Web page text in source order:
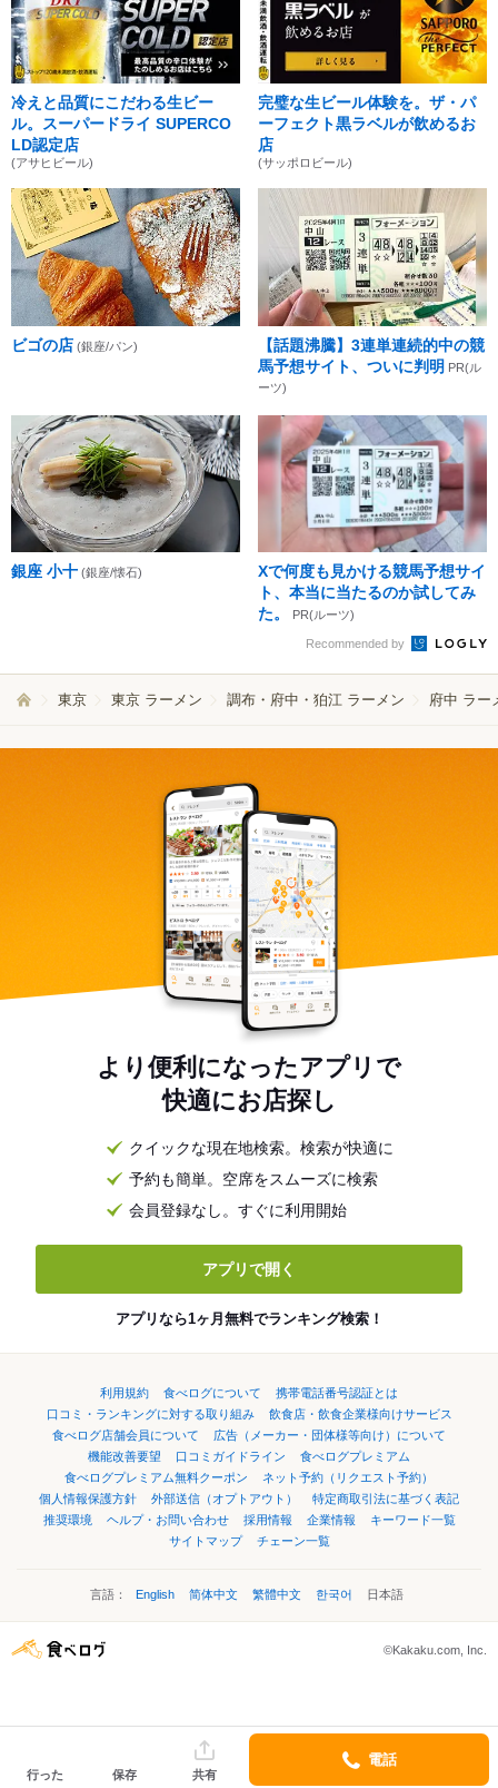
冷えと品質にこだわる生ビー
ル。スーパードライ SUPERCO
LD認定店
(アサヒビール)
完璧な生ビール体験を。ザ・パ
ーフェクト黒ラベルが飲めるお
店
(サッポロビール)
ビゴの店 (銀座/パン)
【話題沸騰】3連単連続的中の競
馬予想サイト、ついに判明 PR(ル
ーツ)
銀座 小十 (銀座/懐石)
Xで何度も見かける競馬予想サイ
ト、本当に当たるのか試してみ
た。
PR(ルーツ)
Recommended by
東京 東京 ラーメン 調布・府中・狛江 ラーメン 府中 ラー
より便利になったアプリで
快適にお店探し
クイックな現在地検索。検索が快適に
予約も簡単。空席をスムーズに検索
会員登録なし。すぐに利用開始
アプリで開く
アプリなら1ヶ月無料でランキング検索！
利用規約 食べログについて
携帯電話番号認証とは
口コミ・ランキングに対する取り組み
飲食店・飲食企業様向けサービス
食べログ店舗会員について
広告（メーカー・団体様等向け）について
機能改善要望
口コミガイドライン
食べログプレミアム
食べログプレミアム無料クーポン
ネット予約（リクエスト予約）
個人情報保護方針
外部送信（オプトアウト）
特定商取引法に基づく表記
推奨環境
ヘルプ・お問い合わせ 採用情報 企業情報
キーワード一覧
サイトマップ
チェーン一覧
言語： English 简体中文 繁體中文 한국어 日本語
©Kakaku.com, Inc.
行った 保存 共有
電話